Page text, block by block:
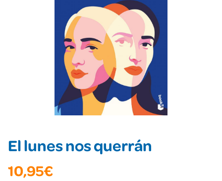
El lunes nos querrán
10,95€